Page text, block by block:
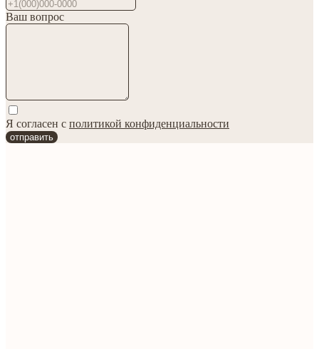
Ваш вопрос
Я согласен с политикой конфиденциальности
отправить